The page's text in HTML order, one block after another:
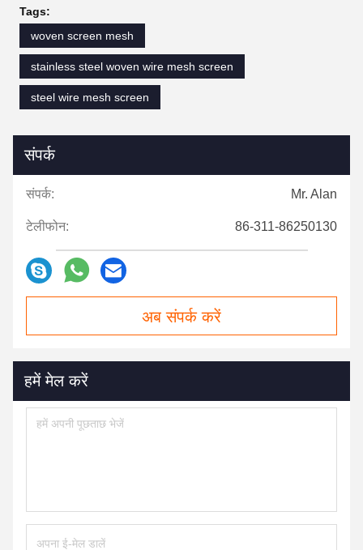
Tags:
woven screen mesh
stainless steel woven wire mesh screen
steel wire mesh screen
संपर्क
संपर्क: Mr. Alan
टेलीफोन: 86-311-86250130
अब संपर्क करें
हमें मेल करें